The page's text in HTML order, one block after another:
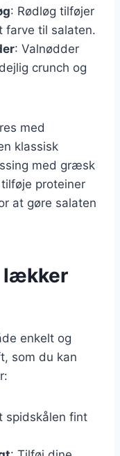
: Rødløg tilføjer
farve til salaten.
: Valnødder
crunch og
med
klassisk
med græsk
proteiner
at gøre salaten
lækker
enkelt og
som du kan
spidskålen fint